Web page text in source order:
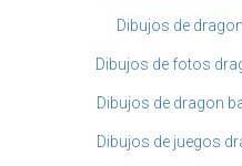
Dibujos de
Dibujos de fotos
Dibujos de dragon
Dibujos de juegos